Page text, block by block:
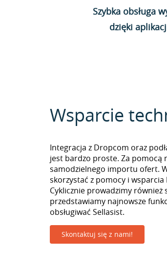
Szybka obsługa
dzięki
Wsparcie
Integracja z Dropcom oraz
jest bardzo proste. Za pomocą
samodzielnego importu ofert.
skorzystać z pomocy i wsparcia
Cyklicznie prowadzimy
przedstawiamy najnowsze
obsługiwać Sellasist.
Skontaktuj się z nami!